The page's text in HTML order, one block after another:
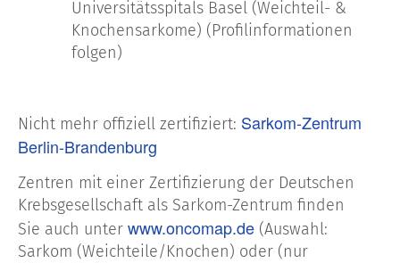
Universitätsspitals Basel (Weichteil- &
Knochensarkome) (Profilinformationen
folgen)
Nicht mehr offiziell zertifiziert: Sarkom-Zentrum
Berlin-Brandenburg
Zentren mit einer Zertifizierung der Deutschen
Krebsgesellschaft als Sarkom-Zentrum finden
Sie auch unter www.oncomap.de (Auswahl:
Sarkom (Weichteile/Knochen) oder (nur